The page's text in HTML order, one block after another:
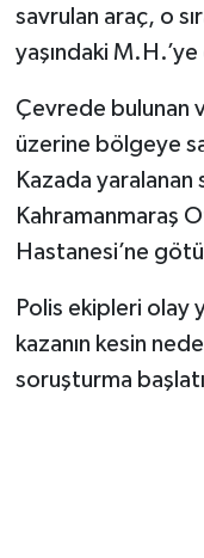
savrulan araç, o
yaşındaki
Çevrede bulunan
üzerine bölgeye
Kazada
Kahramanmaraş
Hastanesi’ne
Polis ekipleri olay
kazanın kesin
soruşturma
KİM KİMDİR
KİTAP
HEDEF2020
OTOMOBİL
MİZAH
TARİH